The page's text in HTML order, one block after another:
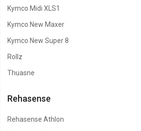
Kymco Midi XLS1
Kymco New Maxer
Kymco New Super 8
Rollz
Thuasne
Rehasense
Rehasense Athlon